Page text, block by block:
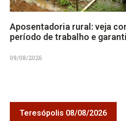
Aposentadoria rural: veja
período de trabalho e
09/08/2026
Teresópolis 08/08/2026